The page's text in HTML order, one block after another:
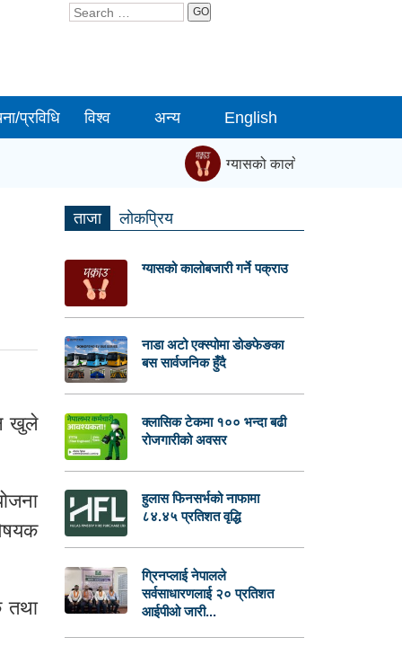
GO
प्रविधि विश्व अन्य English
ग्यासको कालोबजारी गर्ने पक्राउ
खुले
तथा
ताजा लाेकप्रिय
ग्यासको कालोबजारी गर्ने पक्राउ
नाडा अटो एक्स्पोमा डोङफेङका
बस सार्वजनिक हुँदै
क्लासिक टेकमा १०० भन्दा बढी
रोजगारीको अवसर
हुलास फिनसर्भको नाफामा
८४.४५ प्रतिशत वृद्धि
ग्रिनप्लाई नेपालले
सर्वसाधारणलाई २० प्रतिशत
आईपीओ जारी...